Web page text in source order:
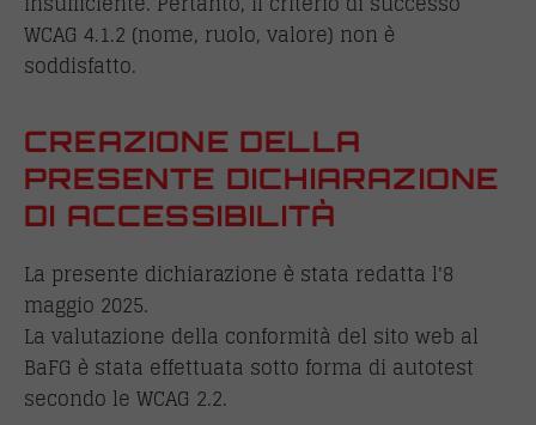
WCAG 4.1.2 (nome, ruolo, valore) non è
soddisfatto.
CREAZIONE DELLA
PRESENTE DICHIARAZIONE
DI ACCESSIBILITÀ
La presente dichiarazione è stata redatta l'8
maggio 2025.
La valutazione della conformità del sito web al
BaFG è stata effettuata sotto forma di autotest
secondo le WCAG 2.2.